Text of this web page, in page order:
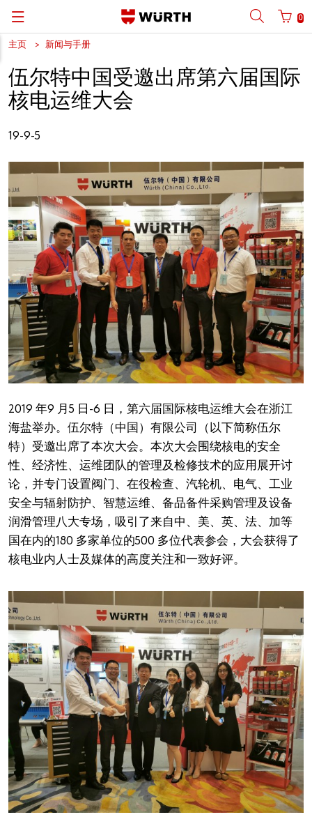
0
Back
手机号码登陆 商城账号登录
忘记密码？
请记住登录信息
登录/注册
您是否希望成为在线客户？
仅需三步即可完成注册并使用在线商店所提供的全部功
能。
仅面向工商业客户销售
立即注册
Back
| 关于我们
Back
关于我们
行业解决方案
Back
| 关于我们
Back
伍尔特业务范围
伍尔特集团资料与数据
体育赞助
艺术文化
合规
我们的原则
Back
新闻中心
Back
English
主页 新闻与手册
伍尔特中国受邀出席第六届国际
核电运维大会
19-9-5
2019 年9 月5 日-6 日，第六届国际核电运维大会在浙江
海盐举办。伍尔特（中国）有限公司（以下简称伍尔
特）受邀出席了本次大会。本次大会围绕核电的安全
性、经济性、运维团队的管理及检修技术的应用展开讨
论，并专门设置阀门、在役检查、汽轮机、电气、工业
安全与辐射防护、智慧运维、备品备件采购管理及设备
润滑管理八大专场，吸引了来自中、美、英、法、加等
国在内的180 多家单位的500 多位代表参会，大会获得了
核电业内人士及媒体的高度关注和一致好评。